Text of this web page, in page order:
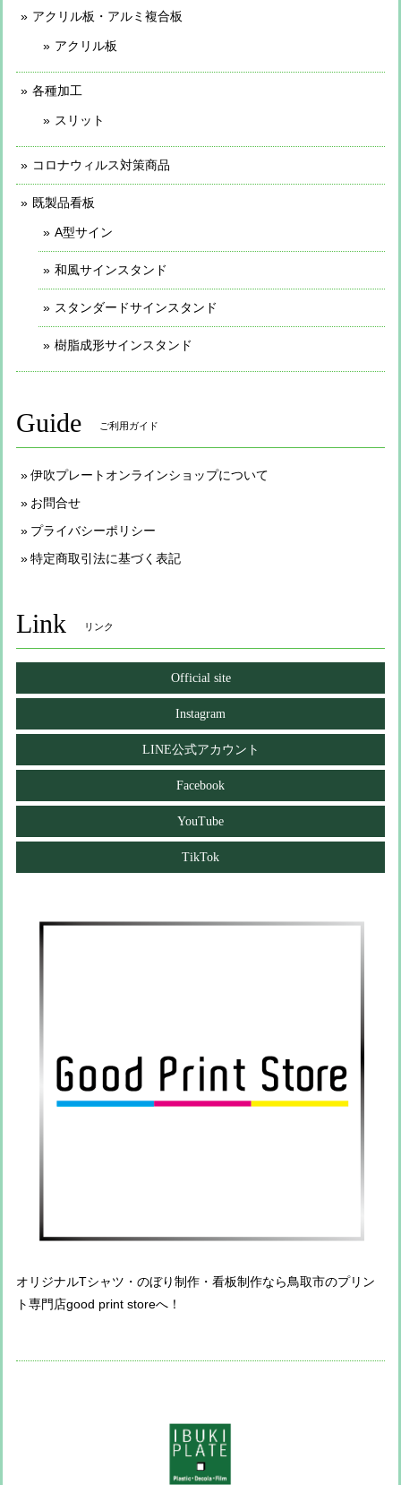
アクリル板・アルミ複合板
アクリル板
各種加工
スリット
コロナウィルス対策商品
既製品看板
A型サイン
和風サインスタンド
スタンダードサインスタンド
樹脂成形サインスタンド
Guide ご利用ガイド
伊吹プレートオンラインショップについて
お問合せ
プライバシーポリシー
特定商取引法に基づく表記
Link リンク
Official site
Instagram
LINE公式アカウント
Facebook
YouTube
TikTok
オリジナルTシャツ・のぼり制作・看板制作なら鳥取市のプリン
ト専門店good print storeへ！